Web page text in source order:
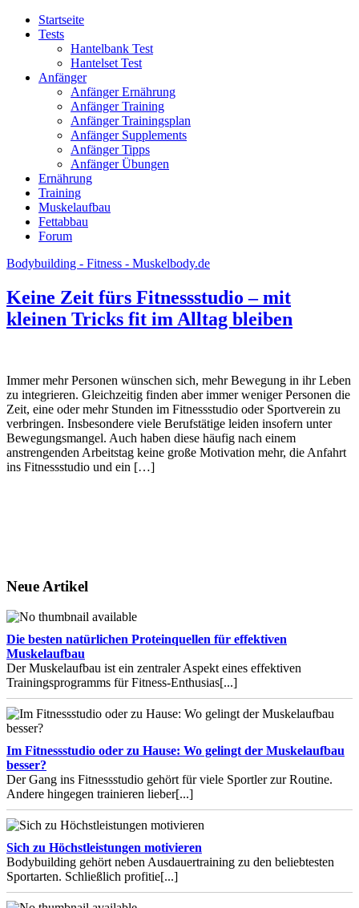
Startseite
Tests
Hantelbank Test
Hantelset Test
Anfänger
Anfänger Ernährung
Anfänger Training
Anfänger Trainingsplan
Anfänger Supplements
Anfänger Tipps
Anfänger Übungen
Ernährung
Training
Muskelaufbau
Fettabbau
Forum
Bodybuilding - Fitness - Muskelbody.de
Keine Zeit fürs Fitnessstudio – mit
kleinen Tricks fit im Alltag bleiben
Immer mehr Personen wünschen sich, mehr Bewegung in ihr Leben
zu integrieren. Gleichzeitig finden aber immer weniger Personen die
Zeit, eine oder mehr Stunden im Fitnessstudio oder Sportverein zu
verbringen. Insbesondere viele Berufstätige leiden insofern unter
Bewegungsmangel. Auch haben diese häufig nach einem
anstrengenden Arbeitstag keine große Motivation mehr, die Anfahrt
ins Fitnessstudio und ein […]
Neue Artikel
Die besten natürlichen Proteinquellen für effektiven
Muskelaufbau
Der Muskelaufbau ist ein zentraler Aspekt eines effektiven
Trainingsprogramms für Fitness-Enthusias[...]
Im Fitnessstudio oder zu Hause: Wo gelingt der Muskelaufbau
besser?
Der Gang ins Fitnessstudio gehört für viele Sportler zur Routine.
Andere hingegen trainieren lieber[...]
Sich zu Höchstleistungen motivieren
Bodybuilding gehört neben Ausdauertraining zu den beliebtesten
Sportarten. Schließlich profitie[...]